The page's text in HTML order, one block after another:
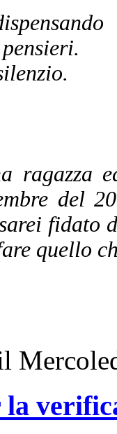
ragazza
del
fidato
quello